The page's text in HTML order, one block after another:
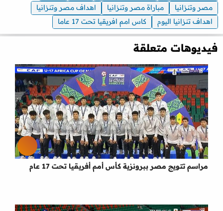
مصر وتنزانيا
مباراة مصر وتنزانيا
اهداف مصر وتنزانيا
اهداف تنزانيا اليوم
كاس امم افريقيا تحت 17 عاما
فيديوهات متعلقة
مراسم تتويج مصر ببرونزية كأس أمم أفريقيا تحت 17 عام